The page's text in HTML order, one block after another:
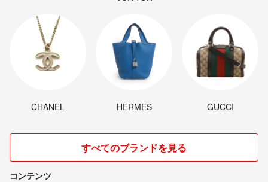
CHANEL HERMES GUCCI
すべてのブランドを見る
コンテンツ